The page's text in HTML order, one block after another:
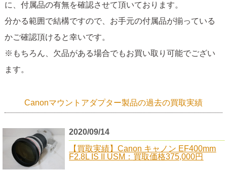
に、付属品の有無を確認させて頂いております。
分かる範囲で結構ですので、お手元の付属品が揃っている
かご確認頂けると幸いです。
※もちろん、欠品がある場合でもお買い取り可能でござい
ます。
Canonマウントアダプター製品の過去の買取実績
2020/09/14
【買取実績】Canon キャノン EF400mm
F2.8L IS II USM：買取価格375,000円